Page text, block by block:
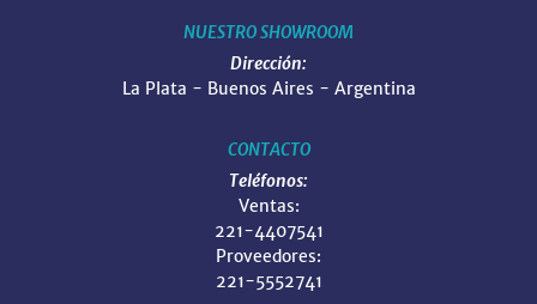
NUESTRO SHOWROOM
Dirección:
La Plata - Buenos Aires - Argentina
CONTACTO
Teléfonos:
Ventas:
221-4407541
Proveedores:
221-5552741